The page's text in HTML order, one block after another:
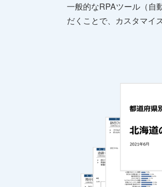
一般的なRPAツール（自
だくことで、カスタマイ